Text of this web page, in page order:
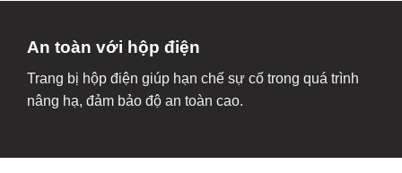
An toàn với hộp điện
Trang bị hộp điện giúp hạn chế sự cố trong quá trình
nâng hạ, đảm bảo độ an toàn cao.